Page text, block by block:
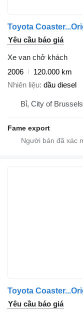
Yêu cầu báo giá
Xe van chở khách
2006
120.000 km
Nhiên liệu dầu diesel
Bỉ, City of Brussels
Fame export
Yêu cầu báo giá